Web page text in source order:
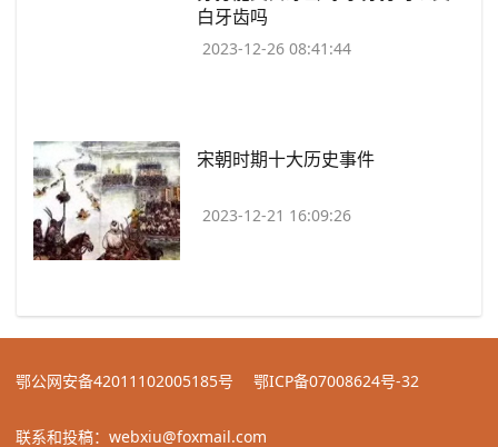
白牙齿吗
2023-12-26 08:41:44
宋朝时期十大历史事件
2023-12-21 16:09:26
鄂公网安备42011102005185号 鄂ICP备07008624号-32
联系和投稿：webxiu@foxmail.com